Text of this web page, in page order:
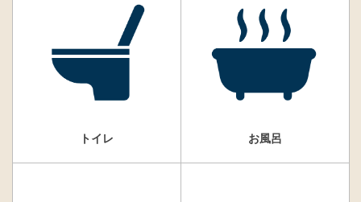
キッチン 玄関